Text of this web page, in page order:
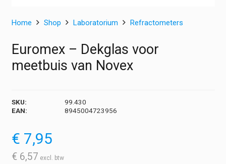
Home Shop Laboratorium Refractometers
Euromex – Dekglas voor
meetbuis van Novex
SKU:
99.430
EAN:
8945004723956
€ 7,95
€ 6,57